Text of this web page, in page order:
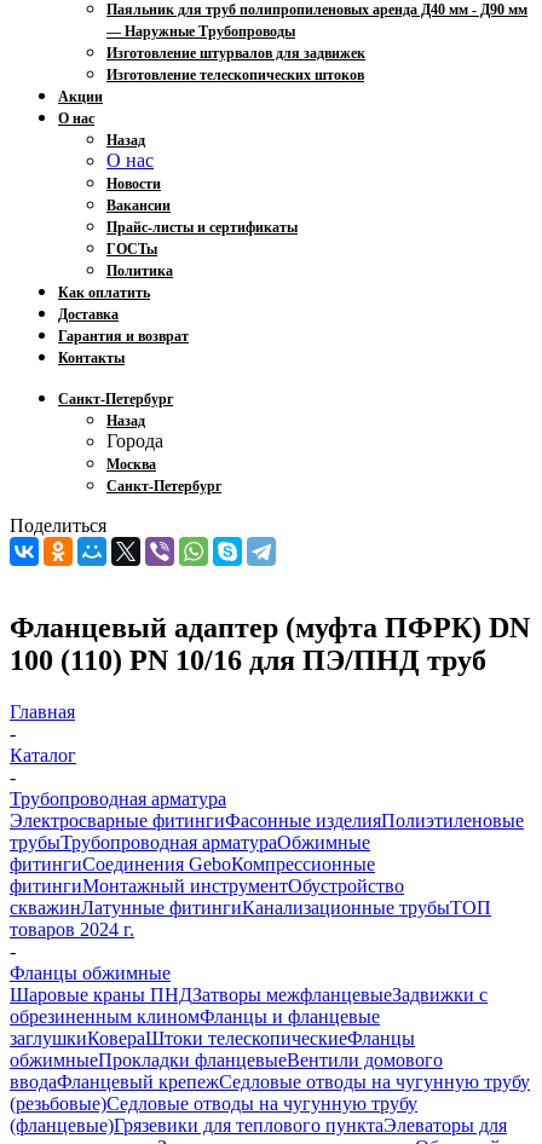
Паяльник для труб полипропиленовых аренда Д40 мм - Д90 мм
— Наружные Трубопроводы
Изготовление штурвалов для задвижек
Изготовление телескопических штоков
Акции
О нас
Назад
О нас
Новости
Вакансии
Прайс-листы и сертификаты
ГОСТы
Политика
Как оплатить
Доставка
Гарантия и возврат
Контакты
Санкт-Петербург
Назад
Города
Москва
Санкт-Петербург
Поделиться
Фланцевый адаптер (муфта ПФРК) DN
100 (110) PN 10/16 для ПЭ/ПНД труб
Главная
-
Каталог
-
Трубопроводная арматура
Электросварные фитингиФасонные изделияПолиэтиленовые
трубыТрубопроводная арматураОбжимные
фитингиСоединения GeboКомпрессионные
фитингиМонтажный инструментОбустройство
скважинЛатунные фитингиКанализационные трубыТОП
товаров 2024 г.
-
Фланцы обжимные
Шаровые краны ПНДЗатворы межфланцевыеЗадвижки с
обрезиненным клиномФланцы и фланцевые
заглушкиКовераШтоки телескопическиеФланцы
обжимныеПрокладки фланцевыеВентили домового
вводаФланцевый крепежСедловые отводы на чугунную трубу
(резьбовые)Седловые отводы на чугунную трубу
(фланцевые)Грязевики для теплового пунктаЭлеваторы для